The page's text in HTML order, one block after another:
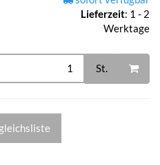
Lieferzeit: 1 - 2
Werktage
St.